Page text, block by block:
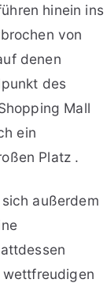
hinein ins
von
denen
des
Mall
ein
Platz .
außerdem
wettfreudigen